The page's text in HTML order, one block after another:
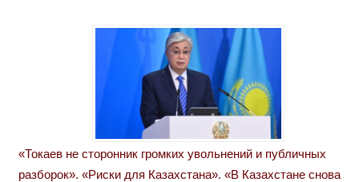
«Токаев не сторонник громких увольнений и публичных
разборок». «Риски для Казахстана». «В Казахстане снова